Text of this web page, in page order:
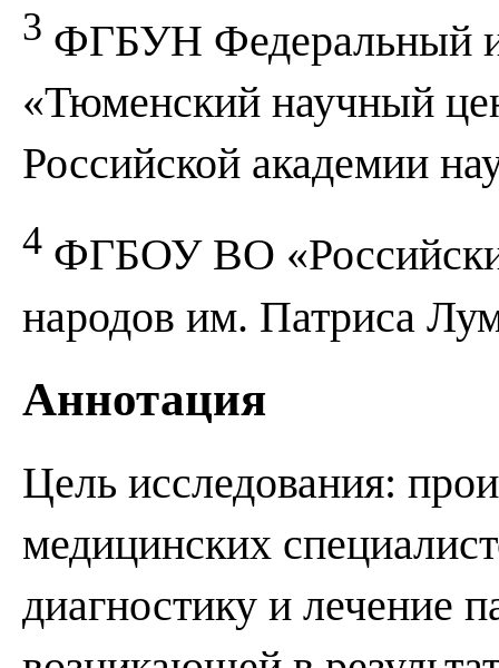
3 ФГБУН Федеральный
«Тюменский научный
Российской академии
4 ФГБОУ ВО
народов им. Патриса
Аннотация
Цель исследования:
медицинских
диагностику и лечение